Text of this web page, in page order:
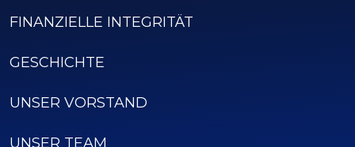
FINANZIELLE INTEGRITÄT
GESCHICHTE
UNSER VORSTAND
UNSER TEAM